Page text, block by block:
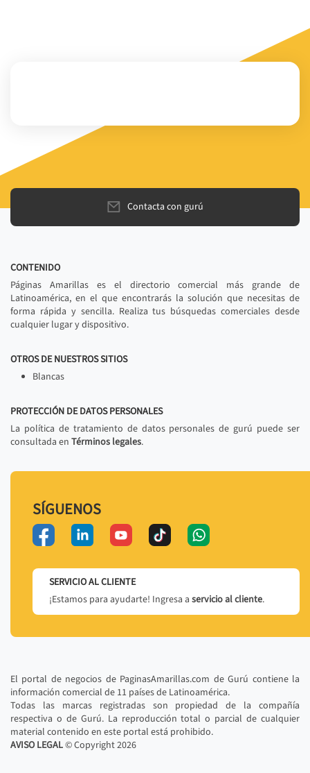
Contacta con gurú
CONTENIDO
Páginas Amarillas es el directorio comercial más grande de
Latinoamérica, en el que encontrarás la solución que necesitas de
forma rápida y sencilla. Realiza tus búsquedas comerciales desde
cualquier lugar y dispositivo.
OTROS DE NUESTROS SITIOS
Blancas
PROTECCIÓN DE DATOS PERSONALES
La política de tratamiento de datos personales de gurú puede ser
consultada en Términos legales.
SÍGUENOS
SERVICIO AL CLIENTE
¡Estamos para ayudarte! Ingresa a servicio al cliente.
El portal de negocios de PaginasAmarillas.com de Gurú contiene la
información comercial de 11 países de Latinoamérica.
Todas las marcas registradas son propiedad de la compañía
respectiva o de Gurú. La reproducción total o parcial de cualquier
material contenido en este portal está prohibido.
AVISO LEGAL© Copyright2026